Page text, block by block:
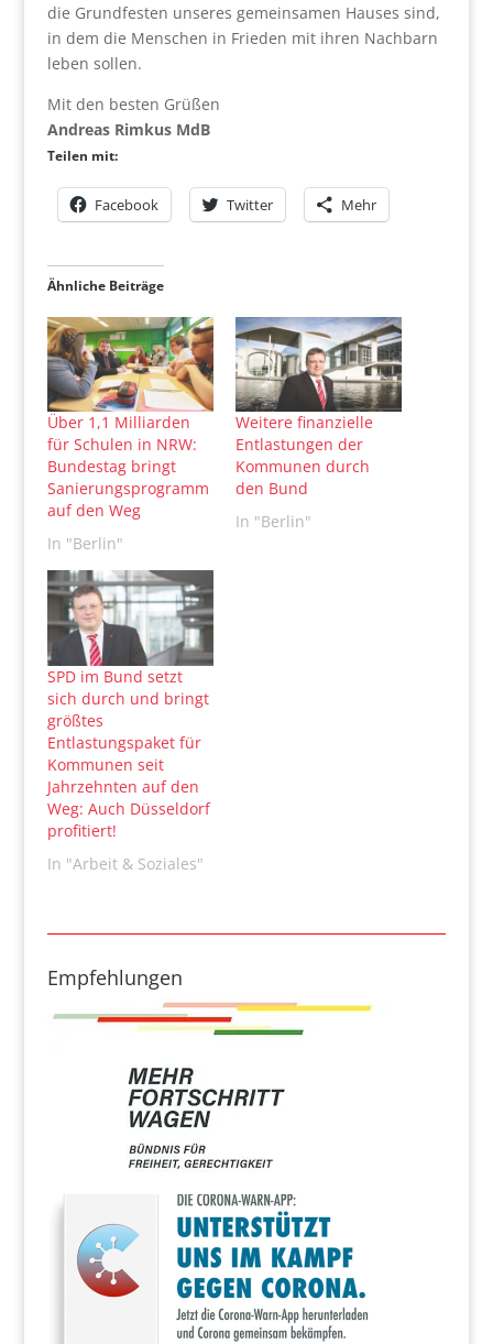
die Grundfesten unseres gemeinsamen Hauses sind,
in dem die Menschen in Frieden mit ihren Nachbarn
leben sollen.
Mit den besten Grüßen
Andreas Rimkus MdB
Teilen mit:
Facebook Twitter Mehr
Ähnliche Beiträge
Über 1,1 Milliarden
für Schulen in NRW:
Bundestag bringt
Sanierungsprogramm
auf den Weg
In "Berlin"
Weitere finanzielle
Entlastungen der
Kommunen durch
den Bund
In "Berlin"
SPD im Bund setzt
sich durch und bringt
größtes
Entlastungspaket für
Kommunen seit
Jahrzehnten auf den
Weg: Auch Düsseldorf
profitiert!
In "Arbeit & Soziales"
Empfehlungen